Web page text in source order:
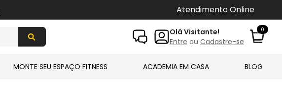
Atendimento Online
Olá Visitante!
Entre ou Cadastre-se
0
MONTE SEU ESPAÇO FITNESS ACADEMIA EM CASA BLOG